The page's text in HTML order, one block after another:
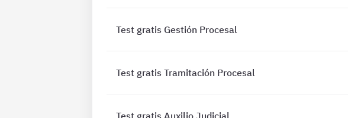
Test gratis Gestión Procesal
Test gratis Tramitación Procesal
Test gratis Auxilio Judicial